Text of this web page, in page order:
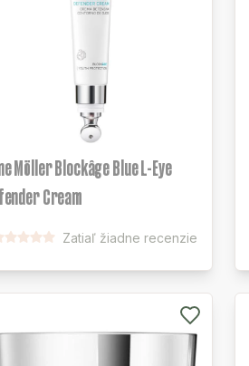
Möller Blockâge Blue L-Eye
Cream
Zatiaľ žiadne recenzie